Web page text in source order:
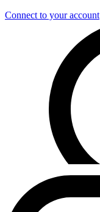
Connect to your account